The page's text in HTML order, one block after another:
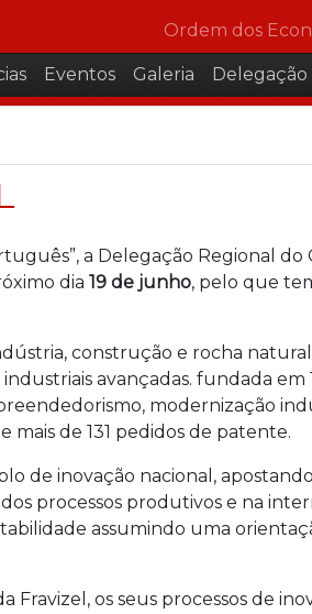
Ordem dos
Eventos Galeria Delegação
a Delegação Regional do
dia 19 de junho, pelo que
construção e rocha
avançadas. fundada em
modernização
mais de 131 pedidos de patente.
de inovação nacional,
processos produtivos e na
assumindo uma
os seus processos de